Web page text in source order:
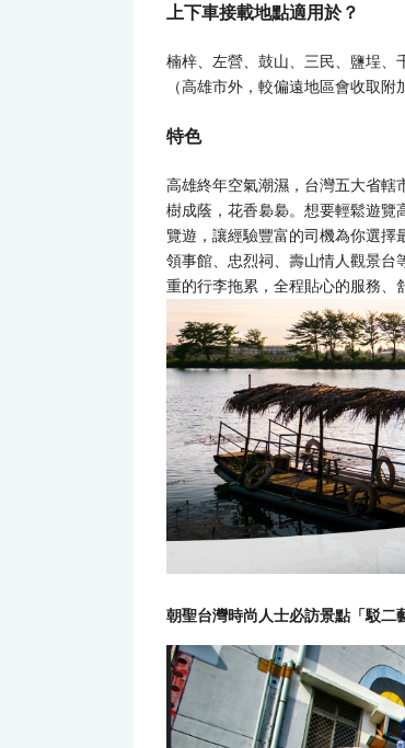
上下車接載地點適用於？
楠梓、左營、鼓山、三民、鹽埕、
（高雄市外，較偏遠地區會收取
特色
高雄終年空氣潮濕，台灣五大省轄
樹成蔭，花香裊裊。想要輕鬆遊覽
覽遊，讓經驗豐富的司機為你選
領事館、忠烈祠、壽山情人觀景台
重的行李拖累，全程貼心的服務、
朝聖台灣時尚人士必訪景點「駁二